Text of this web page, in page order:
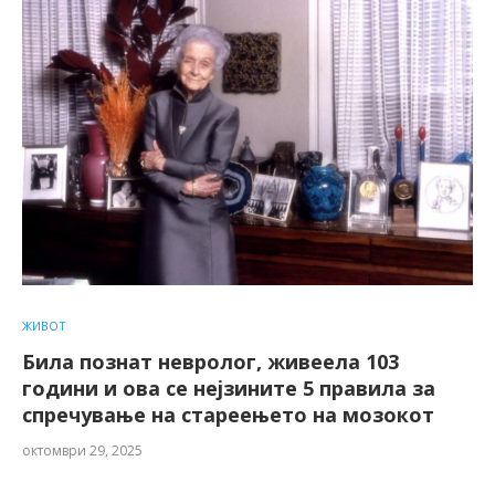
ЖИВОТ
Била познат невролог, живеела 103
години и ова се нејзините 5 правила за
спречување на стареењето на мозокот
октомври 29, 2025